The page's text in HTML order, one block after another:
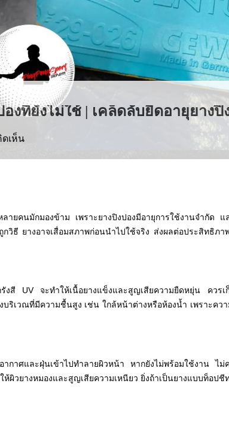
องที่ยังไม่ใช้ | เคล็ดลับยืดอายุยาง
เห็น
ยคนมักมองข้าม เพราะยางปิงปองมีอายุการใช้งานจำกัด แ
ธี ยางอาจเสื่อมสภาพก่อนนำไปใช้จริง ส่งผลต่อประสิทธิภา
รังสี UV จะทำให้เนื้อยางแข็งและสูญเสียความยืดหยุ่น ควรเ
ริเวณที่มีความชื้นสูง เช่น ใกล้หน้าต่างหรือห้องน้ำ เพราะคว
าศและฝุ่นเข้าไปทำลายผิวหน้า หากยังไม่พร้อมใช้งาน ไม่
ผิวยางหมองและสูญเสียความเหนียว ยิ่งถ้าเป็นยางแบบท็อปชี